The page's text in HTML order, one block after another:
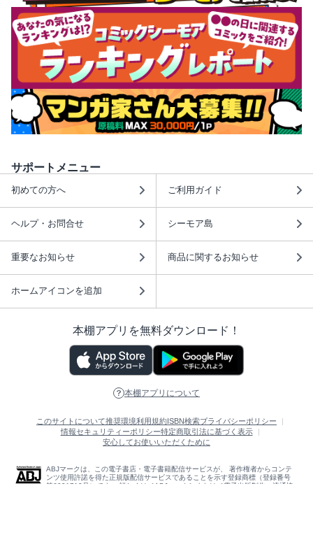
サポートメニュー
初めての方へ ご利用ガイド
ヘルプ・お問合せ シーモア島
重要なお知らせ 商品に関するお知らせ
ホームアイコンを追加
本棚アプリを無料ダウンロード！
本棚アプリについて
このサイトについて推奨環境利用規約ISBN検索プライバシーポリシー
情報セキュリティーポリシー特定商取引法に基づく表示
安心してお使いいただくために
ABJマークは、この電子書店・電子書籍配信サービスが、 著作権者からコンテ
ンツ使用許諾を得た正規版配信サービスであることを示す登録商標（登録番号
第6091713号）です。 詳しくは［ABJマーク］または［電子出版制作・流通協